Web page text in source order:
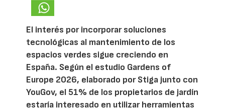
El interés por incorporar soluciones
tecnológicas al mantenimiento de los
espacios verdes sigue creciendo en
España. Según el estudio Gardens of
Europe 2026, elaborado por Stiga junto con
YouGov, el 51% de los propietarios de jardín
estaría interesado en utilizar herramientas